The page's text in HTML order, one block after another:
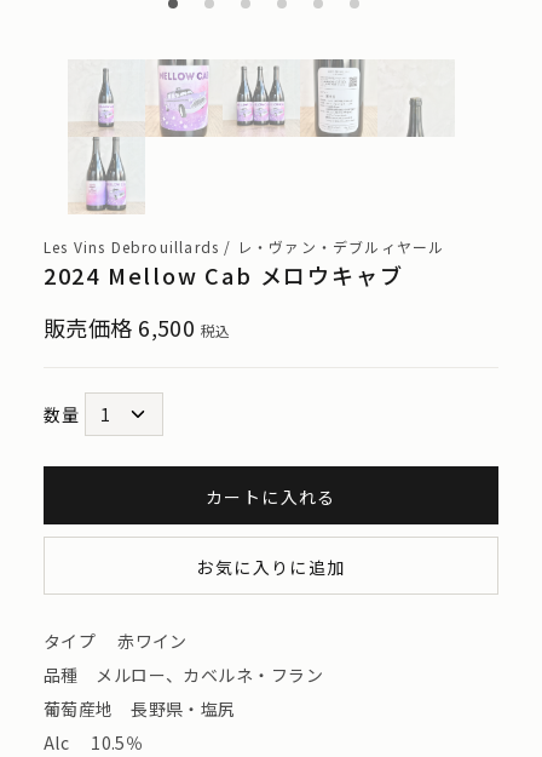
Les Vins Debrouillards / レ・ヴァン・デブルィヤール
2024 Mellow Cab メロウキャブ
販売価格 6,500 税込
数量
カートに入れる
お気に入りに追加
タイプ 赤ワイン
品種 メルロー、カベルネ・フラン
葡萄産地 長野県・塩尻
Alc 10.5％